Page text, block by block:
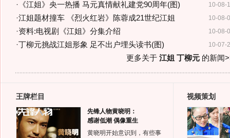
10-08-
· 《江姐》央一热播 马元真情献礼建党90周年(图)
10-08-
·江姐题材撞车 《烈火红岩》陈蓉成21世纪江姐
10-08-
·资料:电视剧《江姐》分集介绍
10-07-
·丁柳元挑战江姐形象 足不出户埋头读书(图)
更多关于 江姐 丁柳元的新闻
王牌栏目
先锋人物黄晓明：
感谢低潮 偶像重生
黄晓明开始意识到，有些事
视频策划